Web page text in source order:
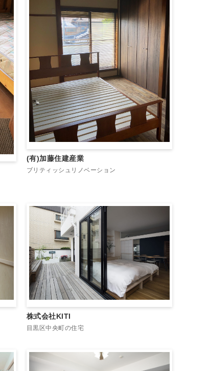
(有)加藤住建産業
ブリティッシュリノベーション
株式会社KITI
目黒区中央町の住宅